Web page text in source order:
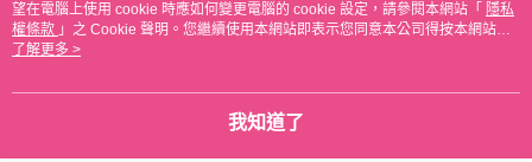
望在電腦上使用 cookie 時應如何變更電腦的 cookie 設定，請參閱本網站「 隱私
權條款 」之 Cookie 聲明。您繼續使用本網站即表示您同意本公司得按本網站使
用條款之 Cookie 聲明使用 cookie。
了解更多 >
我知道了